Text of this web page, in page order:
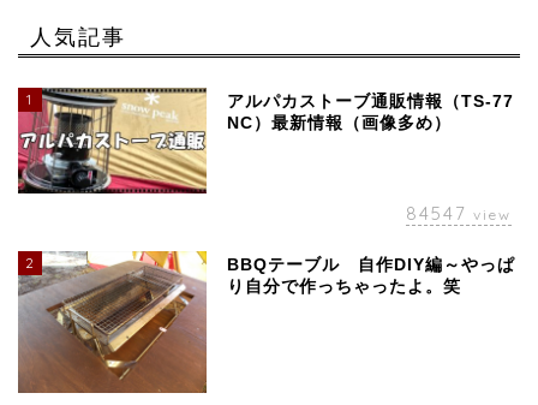
人気記事
1
アルパカストーブ通販情報（TS-77
NC）最新情報（画像多め）
84547 view
2
BBQテーブル 自作DIY編～やっぱ
り自分で作っちゃったよ。笑